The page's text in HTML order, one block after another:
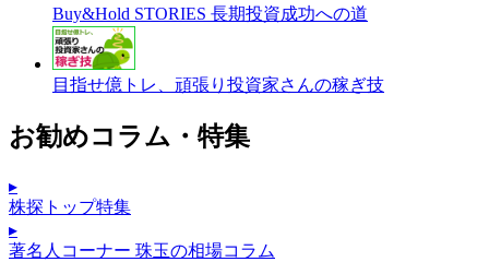
Buy&Hold STORIES 長期投資成功への道
目指せ億トレ、頑張り投資家さんの稼ぎ技
お勧めコラム・特集
▸
株探トップ特集
▸
著名人コーナー 珠玉の相場コラム